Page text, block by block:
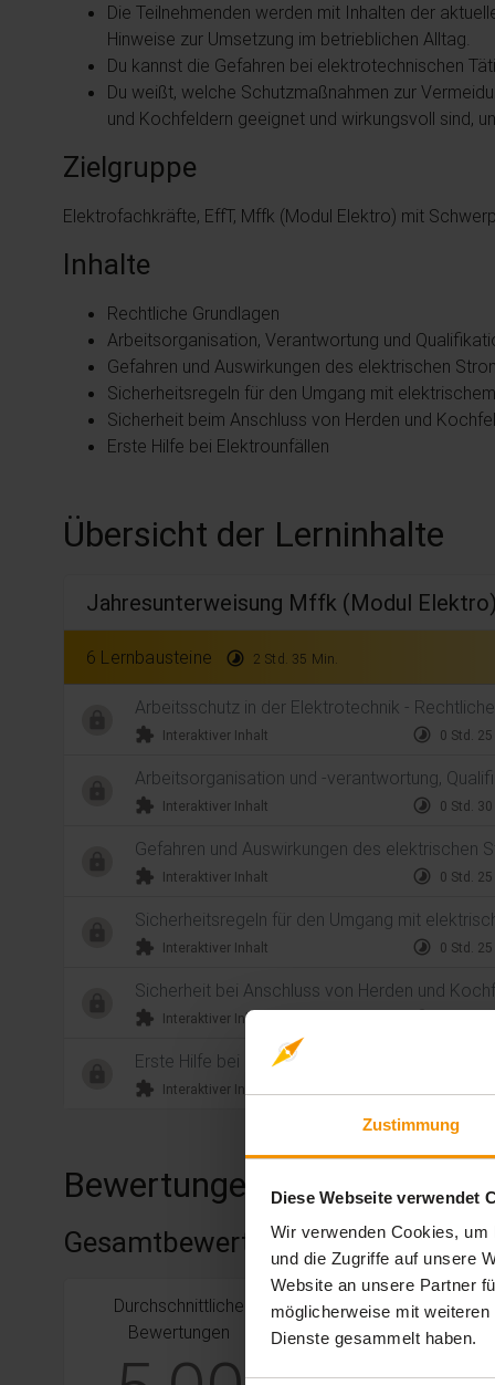
Zustimmung
Diese Webseite verwendet
Wir verwenden Cookies,
und die Zugriffe auf unsere
Website an unsere Partner
möglicherweise mit
Dienste gesammelt haben.
Die Teilnehmenden werden mit Inhalten der
Hinweise zur Umsetzung im betrieblichen Alltag.
Du kannst die Gefahren bei elektrotechnischen
Du weißt, welche Schutzmaßnahmen zur
und Kochfeldern geeignet und wirkungsvoll sind,
Zielgruppe
Elektrofachkräfte, EffT, Mffk (Modul Elektro) mit
Inhalte
Rechtliche Grundlagen
Arbeitsorganisation, Verantwortung und
Gefahren und Auswirkungen des elektrischen
Sicherheitsregeln für den Umgang mit
Sicherheit beim Anschluss von Herden und
Erste Hilfe bei Elektrounfällen
Übersicht der Lerninhalte
Jahresunterweisung Mffk (Modul Elektro)
6 Lernbausteine timelapse 2 Std. 35 Min.
Arbeitsschutz in der Elektrotechnik -
extension Interaktiver Inhalt timelapse 0 Std.
Arbeitsorganisation und -verantwortung,
extension Interaktiver Inhalt timelapse 0 Std.
Gefahren und Auswirkungen des elektrischen
extension Interaktiver Inhalt timelapse 0 Std.
Sicherheitsregeln für den Umgang mit
extension Interaktiver Inhalt timelapse 0 Std.
Sicherheit bei Anschluss von Herden und
extension Interaktiver Inhalt
Erste Hilfe bei Elektrounfällen
extension Interaktiver Inhalt
Bewertungen
Gesamtbewertung
Durchschnittliche
Bewertungen
5stars: 3
Bewertungen
4stars: 0
Bewertungen